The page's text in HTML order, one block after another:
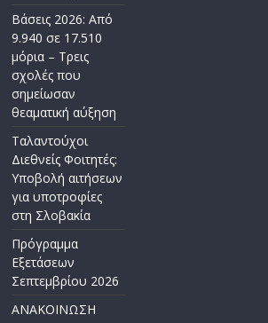
Βάσεις 2026: Από
9.940 σε 17.510
μόρια – Τρεις
σχολές που
σημείωσαν
θεαματική αύξηση
Ταλαντούχοι
Διεθνείς Φοιτητές:
Υποβολή αιτήσεων
για υποτροφίες
στη Σλοβακία
Πρόγραμμα
Εξετάσεων
Σεπτεμβρίου 2026
ΑΝΑΚΟΙΝΩΣΗ